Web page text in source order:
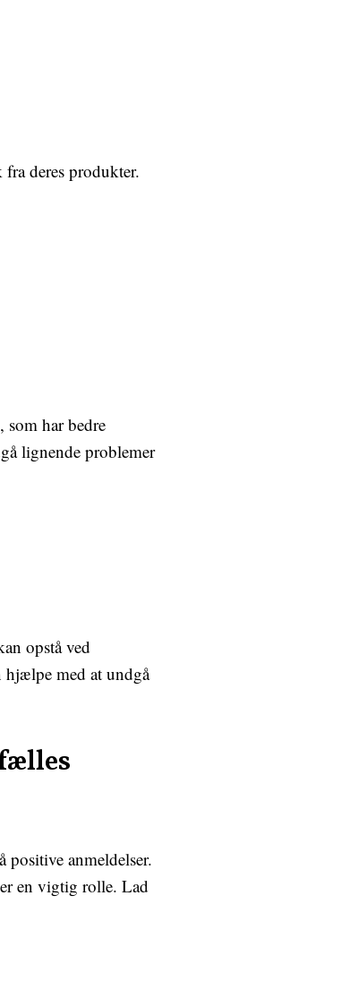
deres produkter.
har bedre
lignende problemer
opstå ved
hjælpe med at undgå
anmeldelser.
en vigtig rolle. Lad